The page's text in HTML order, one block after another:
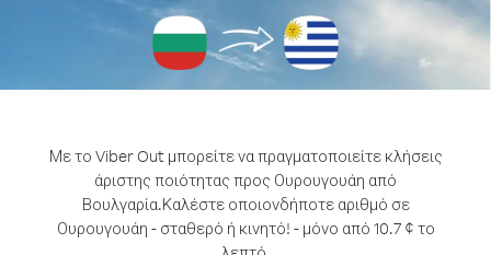
Με το Viber Out μπορείτε να πραγματοποιείτε κλήσεις
άριστης ποιότητας προς Ουρουγουάη από
Βουλγαρία.Καλέστε οποιονδήποτε αριθμό σε
Ουρουγουάη - σταθερό ή κινητό! - μόνο από 10.7 ¢ το